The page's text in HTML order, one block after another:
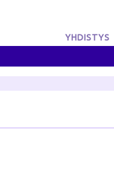
YHDISTYS